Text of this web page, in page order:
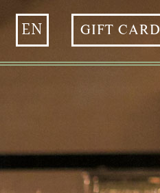
GIFT CARD
EN